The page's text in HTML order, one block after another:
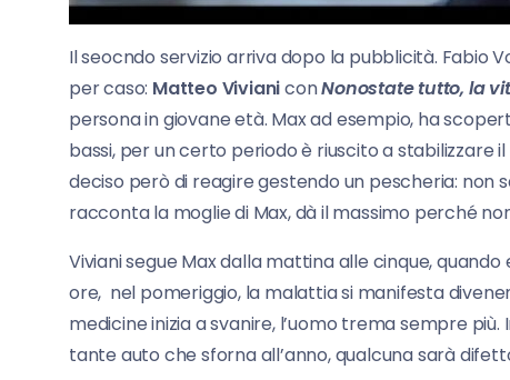
Il seocndo servizio arriva dopo la pubblicità. Fabio
per caso: Matteo VivianiconNonostate tutto, la
persona in giovane età. Max ad esempio, ha
bassi, per un certo periodo è riuscito a
deciso però di reagire gestendo un pescheria: non
racconta la moglie di Max, dà il massimo perché
Viviani segue Max dalla mattina alle cinque,
ore, nel pomeriggio, la malattia si manifesta
medicine inizia a svanire, l’uomo trema sempre
tante auto che sforna all’anno, qualcuna sarà